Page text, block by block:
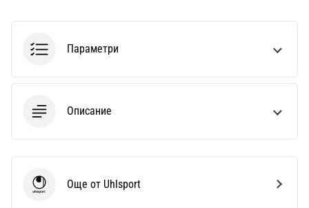
Параметри
Описание
UhlsportОще от Uhlsport